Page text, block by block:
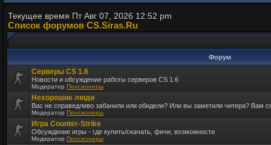
Текущее время Пт Авг 07, 2026 12:52 pm
Список форумов CS.Siras.Ru
Форум
Серверы CS 1.6
Новости и обсуждение работы серверов CS 1.6
Модератор Пенсионеры
Нехорошие люди
Вас не справедливо забанили или обидели? Или вы заметили читера? Вам
Модератор Пенсионеры
Игра Counter-Strike
Обсуждение игры - где купить/скачать, фичи, возможности
Модератор Пенсионеры